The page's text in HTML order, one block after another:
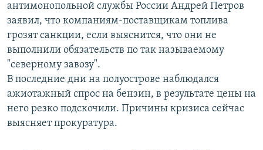
Все сайты РСЕ/РС
антимонопольной службы России Андрей Петров
заявил, что компаниям-поставщикам топлива
грозят санкции, если выяснится, что они не
выполнили обязательств по так называемому
"северному завозу".
В последние дни на полуострове наблюдался
ажиотажный спрос на бензин, в результате цены на
него резко подскочили. Причины кризиса сейчас
выясняет прокуратура.